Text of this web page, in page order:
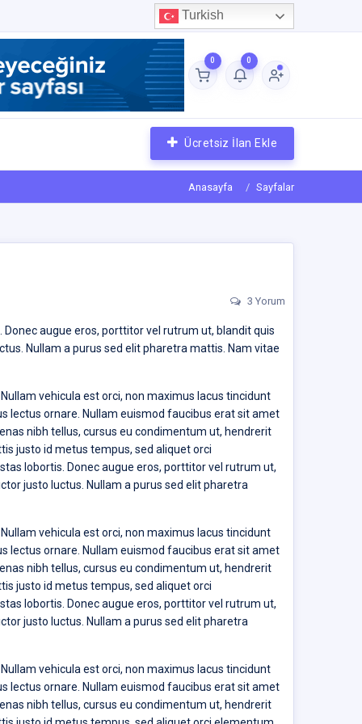
Turkish
0 0
Ücretsiz İlan Ekle
Anasayfa Sayfalar
3 Yorum
augue eros, porttitor vel rutrum ut, blandit quis
Nullam a purus sed elit pharetra mattis. Nam vitae
vehicula est orci, non maximus lacus tincidunt
lectus ornare. Nullam euismod faucibus erat sit amet
nibh tellus, cursus eu condimentum ut, hendrerit
justo id metus tempus, sed aliquet orci
lobortis. Donec augue eros, porttitor vel rutrum ut,
justo luctus. Nullam a purus sed elit pharetra
vehicula est orci, non maximus lacus tincidunt
lectus ornare. Nullam euismod faucibus erat sit amet
nibh tellus, cursus eu condimentum ut, hendrerit
justo id metus tempus, sed aliquet orci
lobortis. Donec augue eros, porttitor vel rutrum ut,
justo luctus. Nullam a purus sed elit pharetra
vehicula est orci, non maximus lacus tincidunt
lectus ornare. Nullam euismod faucibus erat sit amet
nibh tellus, cursus eu condimentum ut, hendrerit